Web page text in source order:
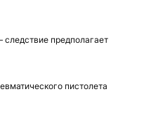
предполагает
пистолета